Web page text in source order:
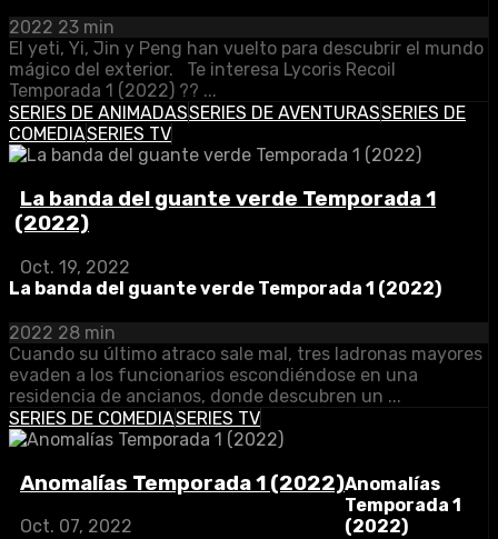
2022 23 min
El yeti, Yi, Jin y Peng han vuelto para descubrir el mundo
mágico del exterior. Te interesa Lycoris Recoil
Temporada 1 (2022) ?? ...
SERIES DE ANIMADASSERIES DE AVENTURASSERIES DE
COMEDIASERIES TV
La banda del guante verde Temporada 1
(2022)
Oct. 19, 2022
La banda del guante verde Temporada 1 (2022)
2022 28 min
Cuando su último atraco sale mal, tres ladronas mayores
evaden a los funcionarios escondiéndose en una
residencia de ancianos, donde descubren un ...
SERIES DE COMEDIASERIES TV
Anomalías Temporada 1 (2022)
Oct. 07, 2022
Anomalías
Temporada 1
(2022)